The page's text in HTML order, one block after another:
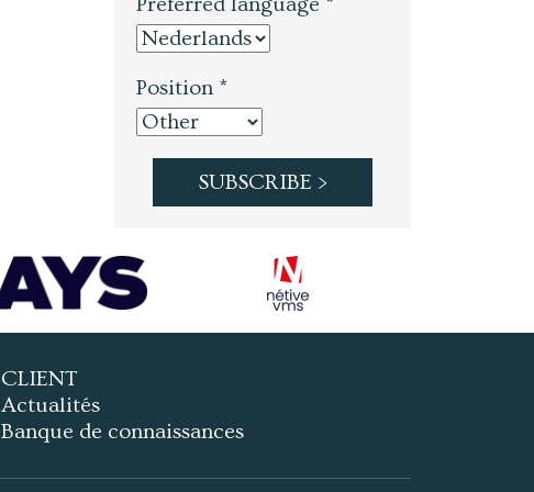
Position *
CLIENT
Actualités
Banque de connaissances